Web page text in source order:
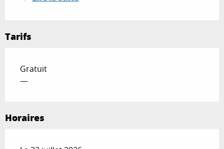
Tarifs
Gratuit
—
Horaires